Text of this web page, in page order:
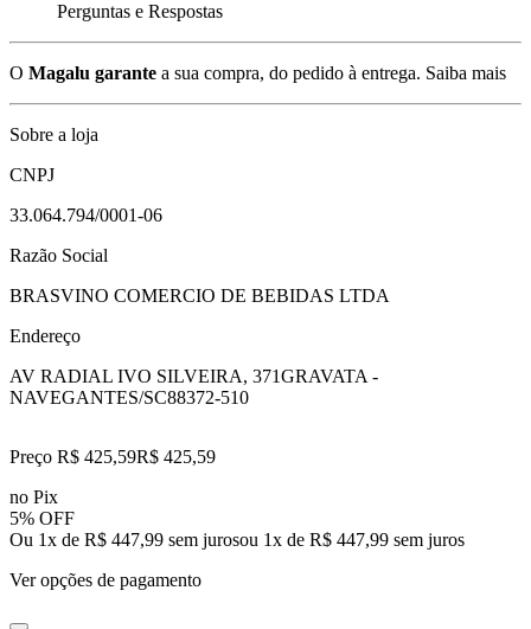
Perguntas e Respostas
O Magalu garante a sua compra, do pedido à entrega. Saiba mais
Sobre a loja
CNPJ
33.064.794/0001-06
Razão Social
BRASVINO COMERCIO DE BEBIDAS LTDA
Endereço
AV RADIAL IVO SILVEIRA, 371GRAVATA -
NAVEGANTES/SC88372-510
Preço R$ 425,59R$ 425,59
no Pix
5% OFF
Ou 1x de R$ 447,99 sem jurosou 1x de R$ 447,99 sem juros
Ver opções de pagamento